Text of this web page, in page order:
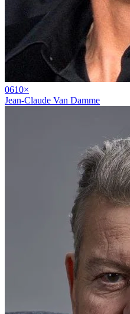
0610×
Jean-Claude Van Damme